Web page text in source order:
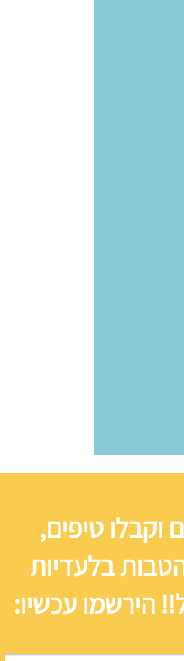
טיפים,
בלעדיות
הירשמו עכשיו: